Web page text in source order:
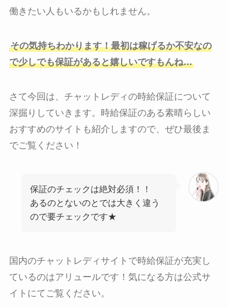
働きたい人もいるかもしれません。
その気持ちわかります！最初は稼げるか不安なの
で少しでも保証があると嬉しいですもんね…
さて今回は、チャットレディの時給保証について
深掘りしていきます。時給保証のある素晴らしい
おすすめのサイトも紹介しますので、ぜひ最後ま
でご覧ください！
保証のチェックは絶対必須！！
あるのとないのとでは大きく違う
ので要チェックです★
国内のチャットレディサイトで時給保証が充実し
ているのはアリュールです！気になる方は公式サ
イトにてご覧ください。